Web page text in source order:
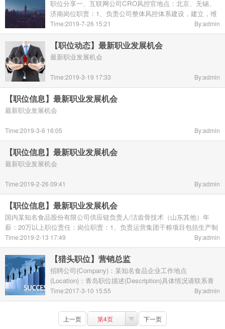
职位分享一、互联网公司CRO风控官地点：北京、无锡、
济南岗位职责：1、负责公司整体风控体系建设，建立，维
护险管理信息库并建立业务风险追偿机制；2、负责规划和
制定相应的风险管理政策与策略3、动态监测并及时发现 ...
Time:2019-7-26 15:21 By:admin
【职位动态】最新职业发展机会
最新职业发展机会
Time:2019-3-19 17:33 By:admin
【职位信息】最新职业发展机会
最新职业发展机会
Time:2019-3-6 16:05 By:admin
【职位信息】最新职业发展机会
最新职业发展机会
Time:2019-2-26 09:41 By:admin
【职位信息】最新职业发展机会
国内某知名食品股份有限公司供应链负责人/洁齿骨技术（山东其他）年
薪：20万以上职位责任：岗位职责：1、负责运营集团干粮项目包括生产制
造、设备管理、品质管理、技术研发、仓储物流等在内的整个供应链系
统。2、宠 ...
Time:2019-2-13 17:49 By:admin
【猎头职位】营销总监
招聘公司(Company)：某知名食品企业工作地点
(Location)：青岛职位描述(Description)具体情况请联系青
岛猎头顾问Cici 电话：0532-80931983 邮箱：
cici@btlsearch.com招聘公司简介(Description)某知名食品
企业
Time:2017-3-10 15:55 By:admin
上一页 第4页 下一页